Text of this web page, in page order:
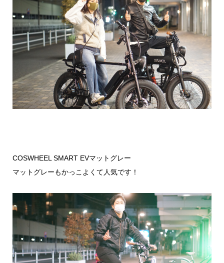
COSWHEEL SMART EVマットグレー
マットグレーもかっこよくて人気です！